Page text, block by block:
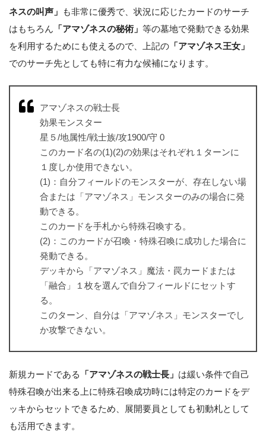
ネスの叫声」
も非常に優秀で、状況に応じたカードのサーチ
はもちろん 「アマゾネスの秘術」 等の墓地で発動できる効果
を利用するためにも使えるので、上記の 「アマゾネス王女」
でのサーチ先としても特に有力な候補になります。
アマゾネスの戦士長
効果モンスター
星５/地属性/戦士族/攻1900/守 0
このカード名の(1)(2)の効果はそれぞれ１ターンに
１度しか使用できない。
(1)：自分フィールドのモンスターが、存在しない場
合または「アマゾネス」モンスターのみの場合に発
動できる。
このカードを手札から特殊召喚する。
(2)：このカードが召喚・特殊召喚に成功した場合に
発動できる。
デッキから「アマゾネス」魔法・罠カードまたは
「融合」１枚を選んで自分フィールドにセットす
る。
このターン、自分は「アマゾネス」モンスターでし
か攻撃できない。
新規カードである 「アマゾネスの戦士長」 は緩い条件で自己
特殊召喚が出来る上に特殊召喚成功時には特定のカードをデ
ッキからセットできるため、展開要員としても初動札として
も活用できます。